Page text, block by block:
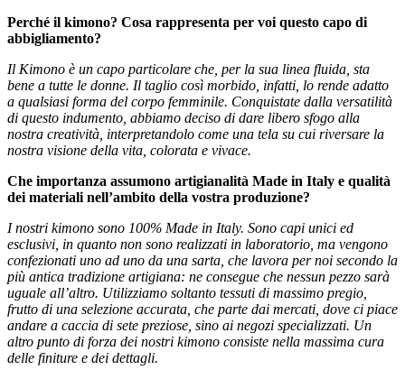
Perché il kimono? Cosa rappresenta per voi questo capo di
abbigliamento?
Il Kimono è un capo particolare che, per la sua linea fluida, sta
bene a tutte le donne. Il taglio così morbido, infatti, lo rende adatto
a qualsiasi forma del corpo femminile. Conquistate dalla versatilità
di questo indumento, abbiamo deciso di dare libero sfogo alla
nostra creatività, interpretandolo come una tela su cui riversare la
nostra visione della vita, colorata e vivace.
Che importanza assumono artigianalità Made in Italy e qualità
dei materiali nell’ambito della vostra produzione?
I nostri kimono sono 100% Made in Italy. Sono capi unici ed
esclusivi, in quanto non sono realizzati in laboratorio, ma vengono
confezionati uno ad uno da una sarta, che lavora per noi secondo la
più antica tradizione artigiana: ne consegue che nessun pezzo sarà
uguale all’altro. Utilizziamo soltanto tessuti di massimo pregio,
frutto di una selezione accurata, che parte dai mercati, dove ci piace
andare a caccia di sete preziose, sino ai negozi specializzati. Un
altro punto di forza dei nostri kimono consiste nella massima cura
delle finiture e dei dettagli.